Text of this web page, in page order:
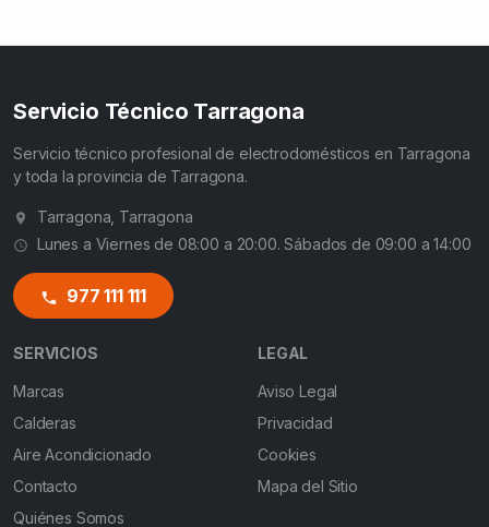
Servicio Técnico Tarragona
Servicio técnico profesional de electrodomésticos en Tarragona
y toda la provincia de Tarragona.
Tarragona, Tarragona
Lunes a Viernes de 08:00 a 20:00. Sábados de 09:00 a 14:00
977 111 111
SERVICIOS
Marcas
Calderas
Aire Acondicionado
Contacto
Quiénes Somos
LEGAL
Aviso Legal
Privacidad
Cookies
Mapa del Sitio